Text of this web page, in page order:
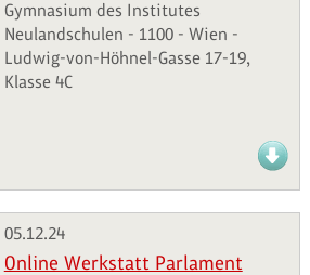
Gymnasium des Institutes
Neulandschulen - 1100 - Wien -
Ludwig-von-Höhnel-Gasse 17-19,
Klasse 4C
05.12.24
Online Werkstatt Parlament